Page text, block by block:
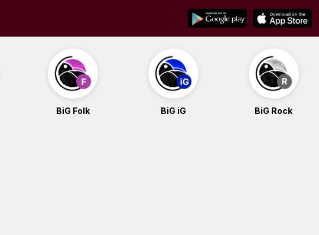
BiG Folk BiG iG BiG Rock